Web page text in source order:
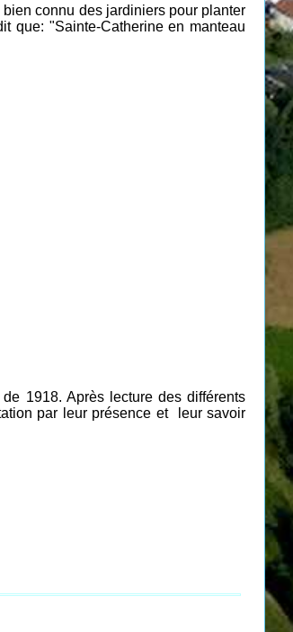
connu des jardiniers pour planter
que: "Sainte-Catherine en manteau
1918. Après lecture des différents
par leur présence et leur savoir